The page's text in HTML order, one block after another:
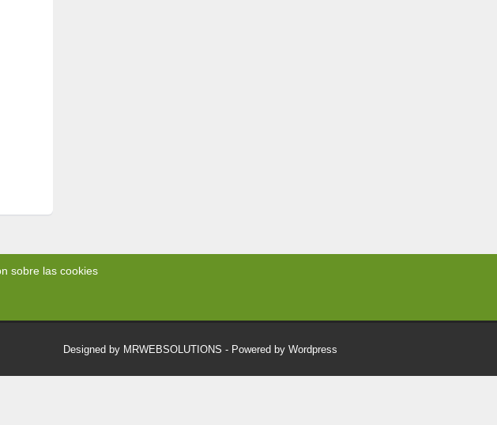
sobre las cookies
Designed by MRWEBSOLUTIONS - Powered by Wordpress